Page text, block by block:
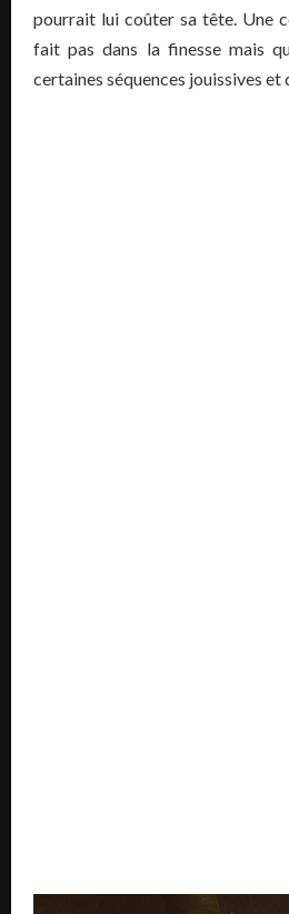
pourrait lui coûter sa tête. Une
fait pas dans la finesse mais
certaines séquences jouissives et